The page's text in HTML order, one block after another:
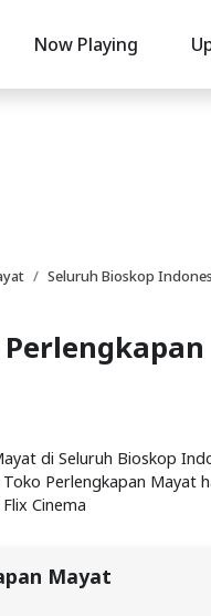
Now Playing
Seluruh Bioskop
di Seluruh Bioskop
Perlengkapan Mayat
Cinema
Mayat